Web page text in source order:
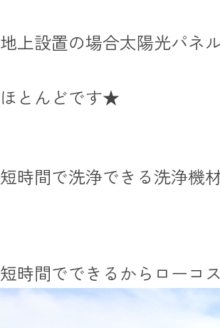
地上設置の場合太陽光パネ
ほとんどです★
短時間で洗浄できる洗浄機
短時間でできるからローコ